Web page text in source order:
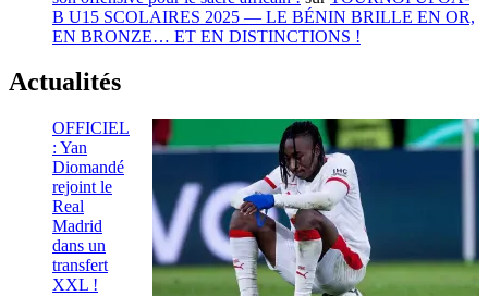
B U15 SCOLAIRES 2025 — LE BÉNIN BRILLE EN OR,
EN BRONZE… ET EN DISTINCTIONS !
Actualités
OFFICIEL
: Yan
Diomandé
rejoint le
Real
Madrid
dans un
transfert
XXL !